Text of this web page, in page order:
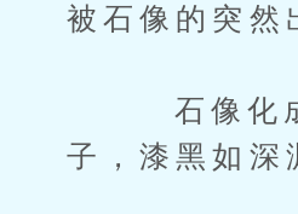
被石像的突然
石像化成了
子，漆黑如深